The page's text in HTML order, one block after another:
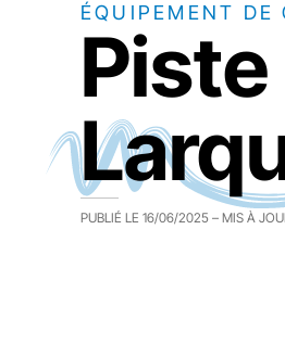
ÉQUIPEMENT DE
PUBLIÉ LE 16/06/2025 – MIS À